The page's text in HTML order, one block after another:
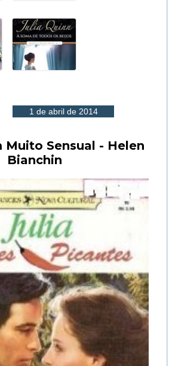
1 de abril de 2014
Muito Sensual - Helen
Bianchin